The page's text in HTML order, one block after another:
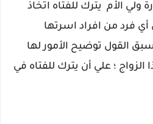
الأم يترك للفتاه اتخاذ
أي فرد من افراد اسرتها
القول توضيح الأمور لها
؛ علي أن يترك للفتاه في